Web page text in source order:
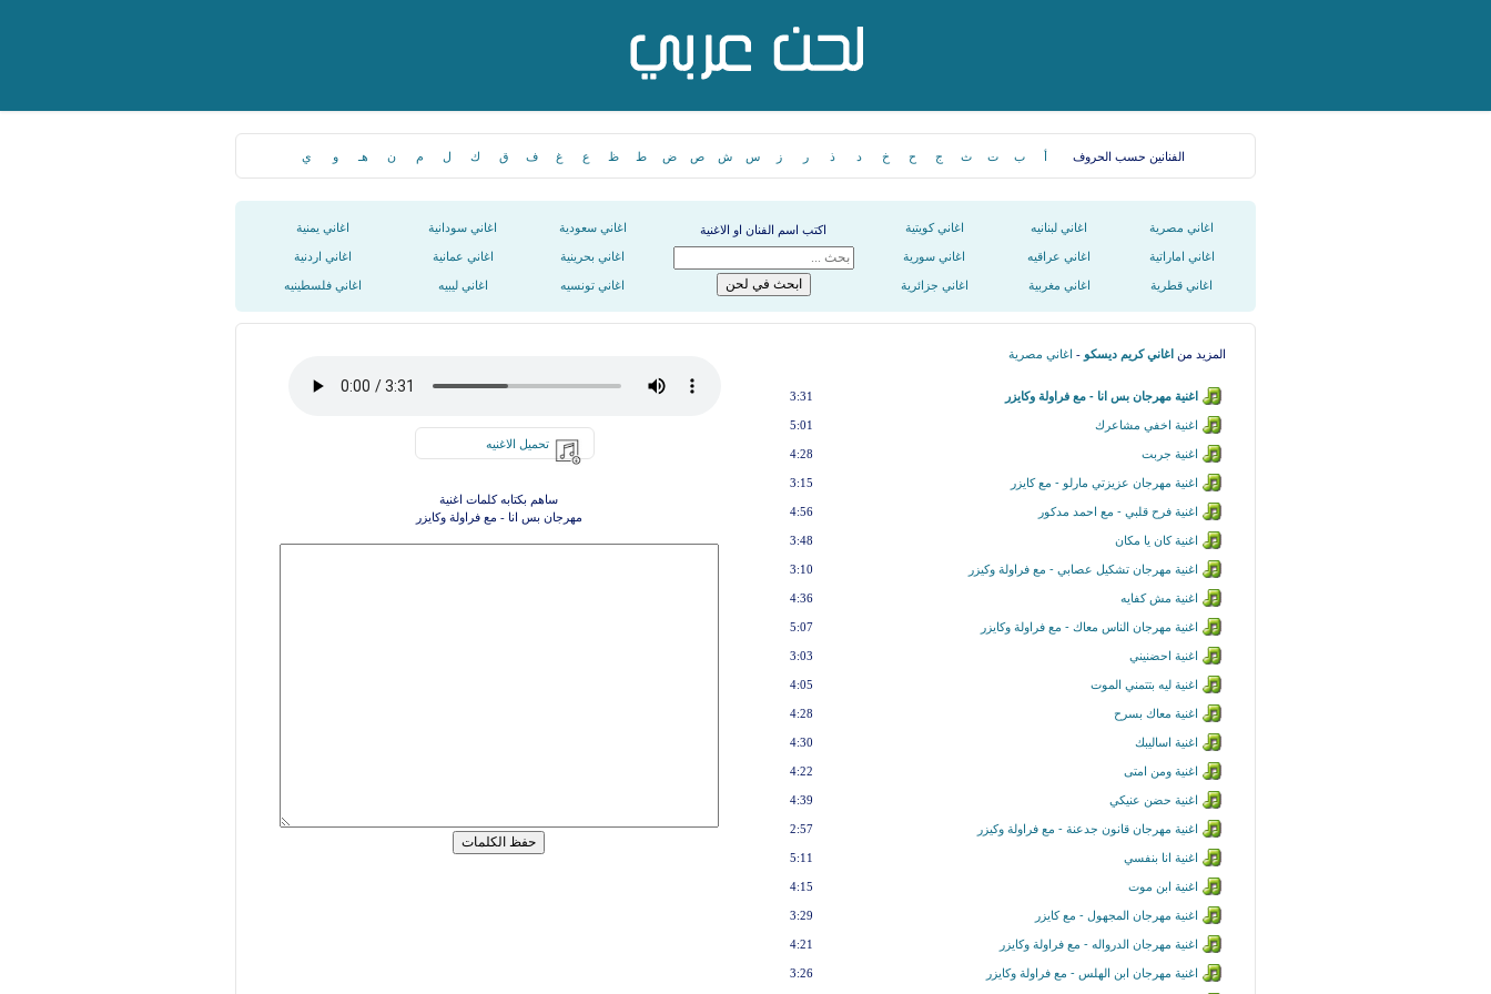
الفنانين حسب الحروف أ ب ت ث ج ح خ د ذ ر ز س ش ص ض ط ظ ع غ ف ق ك ل م ن هـ و ي
اغاني مصرية اغاني لبنانيه اغاني كويتية اكتب اسم الفنان او الاغنية اغاني سعودية اغاني سودانية اغاني يمنية
اغاني اماراتية اغاني عراقيه اغاني سورية اغاني بحرينية اغاني عمانية اغاني اردنية
اغاني قطرية اغاني مغربية اغاني جزائرية اغاني تونسيه اغاني ليبيه اغاني فلسطينيه
المزيد من اغاني كريم ديسكو - اغاني مصرية
اغنية مهرجان بس انا - مع فراولة وكايزر 3:31
اغنية اخفي مشاعرك 5:01
اغنية جربت 4:28
اغنية مهرجان عزيزتي مارلو - مع كايزر 3:15
اغنية فرح قلبي - مع احمد مدكور 4:56
اغنية كان يا مكان 3:48
اغنية مهرجان تشكيل عصابي - مع فراولة وكيزر 3:10
اغنية مش كفايه 4:36
اغنية مهرجان الناس معاك - مع فراولة وكايزر 5:07
اغنية احضنيني 3:03
اغنية ليه بتتمني الموت 4:05
اغنية معاك بسرح 4:28
اغنية اساليبك 4:30
اغنية ومن امتى 4:22
اغنية حضن عنيكي 4:39
اغنية مهرجان قانون جدعنة - مع فراولة وكيزر 2:57
اغنية انا بنفسي 5:11
اغنية ابن موت 4:15
اغنية مهرجان المجهول - مع كايزر 3:29
اغنية مهرجان الدرواله - مع فراولة وكايزر 4:21
اغنية مهرجان ابن الهلس - مع فراولة وكايزر 3:26
تحميل الاغنيه
ساهم بكتابه كلمات اغنية
مهرجان بس انا - مع فراولة وكايزر